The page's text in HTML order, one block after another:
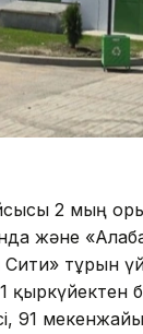
2 мың
және
тұрғын
қыркүйектен
91